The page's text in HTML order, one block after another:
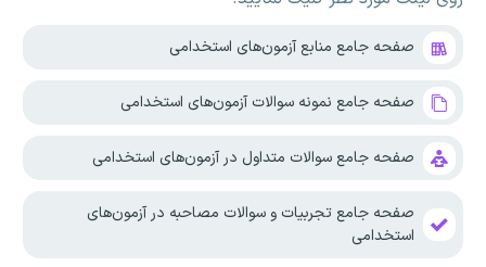
صفحه جامع منابع آزمون‌های استخدامی
صفحه جامع نمونه سوالات آزمون‌های استخدامی
صفحه جامع سوالات متداول در آزمون‌های استخدامی
صفحه جامع تجربیات و سوالات مصاحبه در آزمون‌های
استخدامی